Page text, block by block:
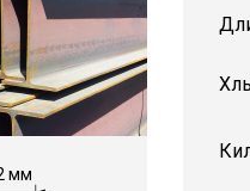
мм